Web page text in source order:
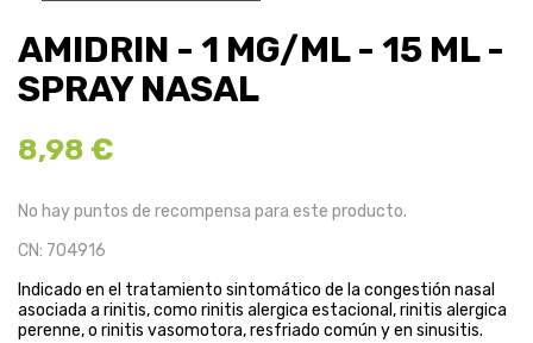
AMIDRIN - 1 MG/ML - 15 ML -
SPRAY NASAL
8,98 €
No hay puntos de recompensa para este producto.
CN: 704916
Indicado en el tratamiento sintomático de la congestión nasal
asociada a rinitis, como rinitis alergica estacional, rinitis alergica
perenne, o rinitis vasomotora, resfriado común y en sinusitis.